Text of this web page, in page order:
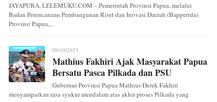
JAYAPURA, LELEMUKU.COM – Pemerintah Provinsi Papua, melalui
Badan Perencanaan Pembangunan Riset dan Inovasi Daerah (Bapperida)
Provinsi Papua,...
09/10/2025
Mathius Fakhiri Ajak Masyarakat Papua
Bersatu Pasca Pilkada dan PSU
Gubernur Provinsi Papua Mathius Derek Fakhiri
menyampaikan rasa syukur mendalam atas akhir proses Pilkada yang